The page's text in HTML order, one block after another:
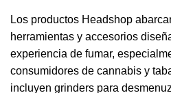
Los productos Headshop
herramientas y accesorios
experiencia de fumar,
consumidores de cannabis y
incluyen grinders para